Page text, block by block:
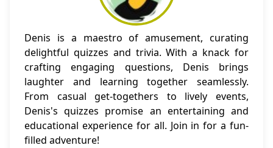
Denis is a maestro of amusement, curating
delightful quizzes and trivia. With a knack for
crafting engaging questions, Denis brings
laughter and learning together seamlessly.
From casual get-togethers to lively events,
Denis's quizzes promise an entertaining and
educational experience for all. Join in for a fun-
filled adventure!